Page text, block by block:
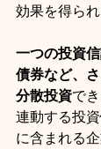
効果を得ら
一つの投資
債券など、
分散投資で
連動する投
に含まれる